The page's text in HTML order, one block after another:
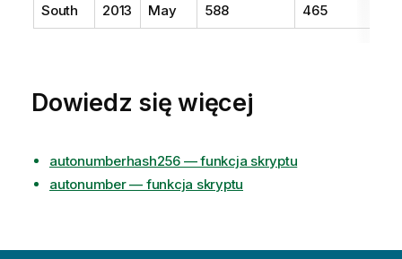
South 2013 May 588 465
Dowiedz się więcej
autonumberhash256 — funkcja skryptu
autonumber — funkcja skryptu